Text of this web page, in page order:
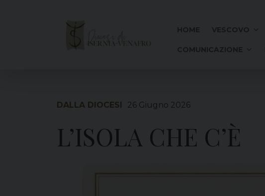
DALLA DIOCESI 26 Giugno 2026
L’ISOLA CHE C’È